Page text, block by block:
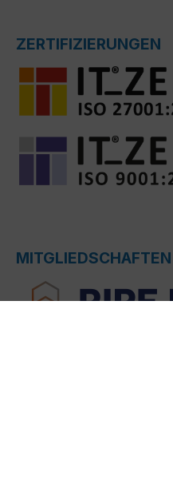
ZERTIFIZIERUNGEN
MITGLIEDSCHAFTEN